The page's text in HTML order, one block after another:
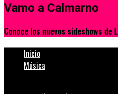
Vamo a Calmarno
Conoce los nuevos sideshows de
Inicio
Música